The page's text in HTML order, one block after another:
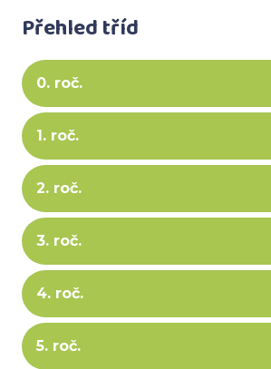
Přehled tříd
0. roč.
1. roč.
2. roč.
3. roč.
4. roč.
5. roč.